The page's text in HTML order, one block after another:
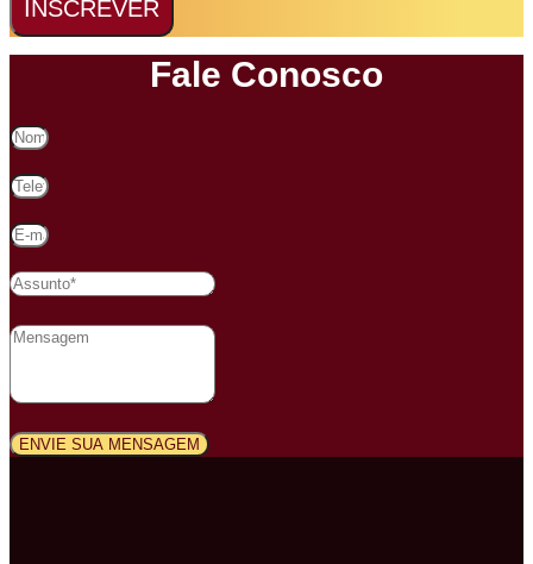
INSCREVER
Fale Conosco
ENVIE SUA MENSAGEM